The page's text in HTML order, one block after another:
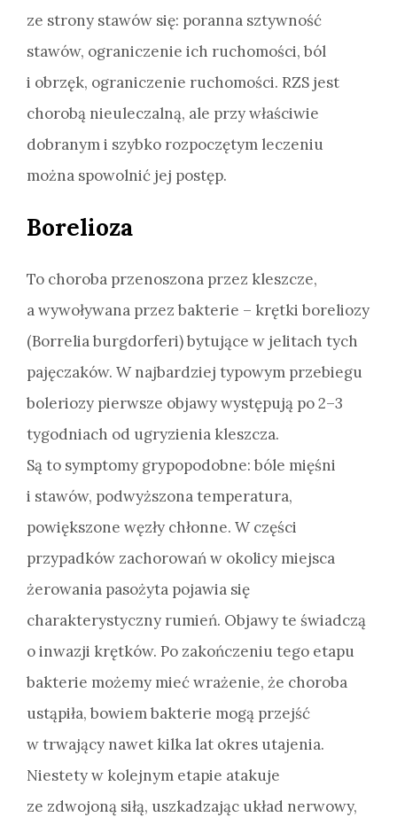
ze strony stawów się: poranna sztywność
stawów, ograniczenie ich ruchomości, ból
i obrzęk, ograniczenie ruchomości. RZS jest
chorobą nieuleczalną, ale przy właściwie
dobranym i szybko rozpoczętym leczeniu
można spowolnić jej postęp.
Borelioza
To choroba przenoszona przez kleszcze,
a wywoływana przez bakterie – krętki boreliozy
(Borrelia burgdorferi) bytujące w jelitach tych
pajęczaków. W najbardziej typowym przebiegu
boleriozy pierwsze objawy występują po 2–3
tygodniach od ugryzienia kleszcza.
Są to symptomy grypopodobne: bóle mięśni
i stawów, podwyższona temperatura,
powiększone węzły chłonne. W części
przypadków zachorowań w okolicy miejsca
żerowania pasożyta pojawia się
charakterystyczny rumień. Objawy te świadczą
o inwazji krętków. Po zakończeniu tego etapu
bakterie możemy mieć wrażenie, że choroba
ustąpiła, bowiem bakterie mogą przejść
w trwający nawet kilka lat okres utajenia.
Niestety w kolejnym etapie atakuje
ze zdwojoną siłą, uszkadzając układ nerwowy,